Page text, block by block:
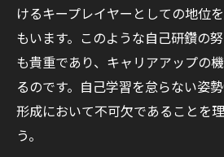
けるキープレイヤーとしての地位
もいます。このような自己研鑽の
も貴重であり、キャリアアップの
るのです。自己学習を怠らない姿
形成において不可欠であることを
う。